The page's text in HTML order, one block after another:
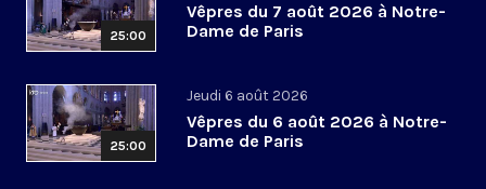
25:00
Vêpres du 7 août 2026 à Notre-
Dame de Paris
25:00
Jeudi 6 août 2026
Vêpres du 6 août 2026 à Notre-
Dame de Paris